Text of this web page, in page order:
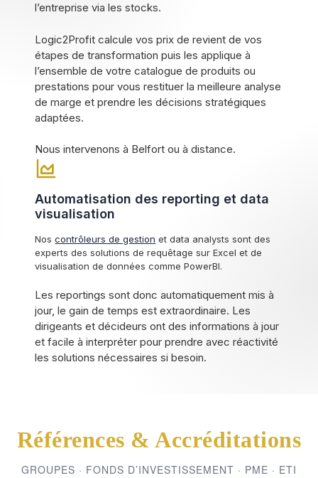
l’entreprise via les stocks.
Logic2Profit calcule vos prix de revient de vos
étapes de transformation puis les applique à
l’ensemble de votre catalogue de produits ou
prestations pour vous restituer la meilleure analyse
de marge et prendre les décisions stratégiques
adaptées.
Nous intervenons à Belfort ou à distance.
Automatisation des reporting et data
visualisation
Noscontrôleurs de gestion et data analysts sont des
experts des solutions de requêtage sur Excel et de
visualisation de données comme PowerBI.
Les reportings sont donc automatiquement mis à
jour, le gain de temps est extraordinaire. Les
dirigeants et décideurs ont des informations à jour
et facile à interpréter pour prendre avec réactivité
les solutions nécessaires si besoin.
Références & Accréditations
GROUPES · FONDS D’INVESTISSEMENT · PME · ETI